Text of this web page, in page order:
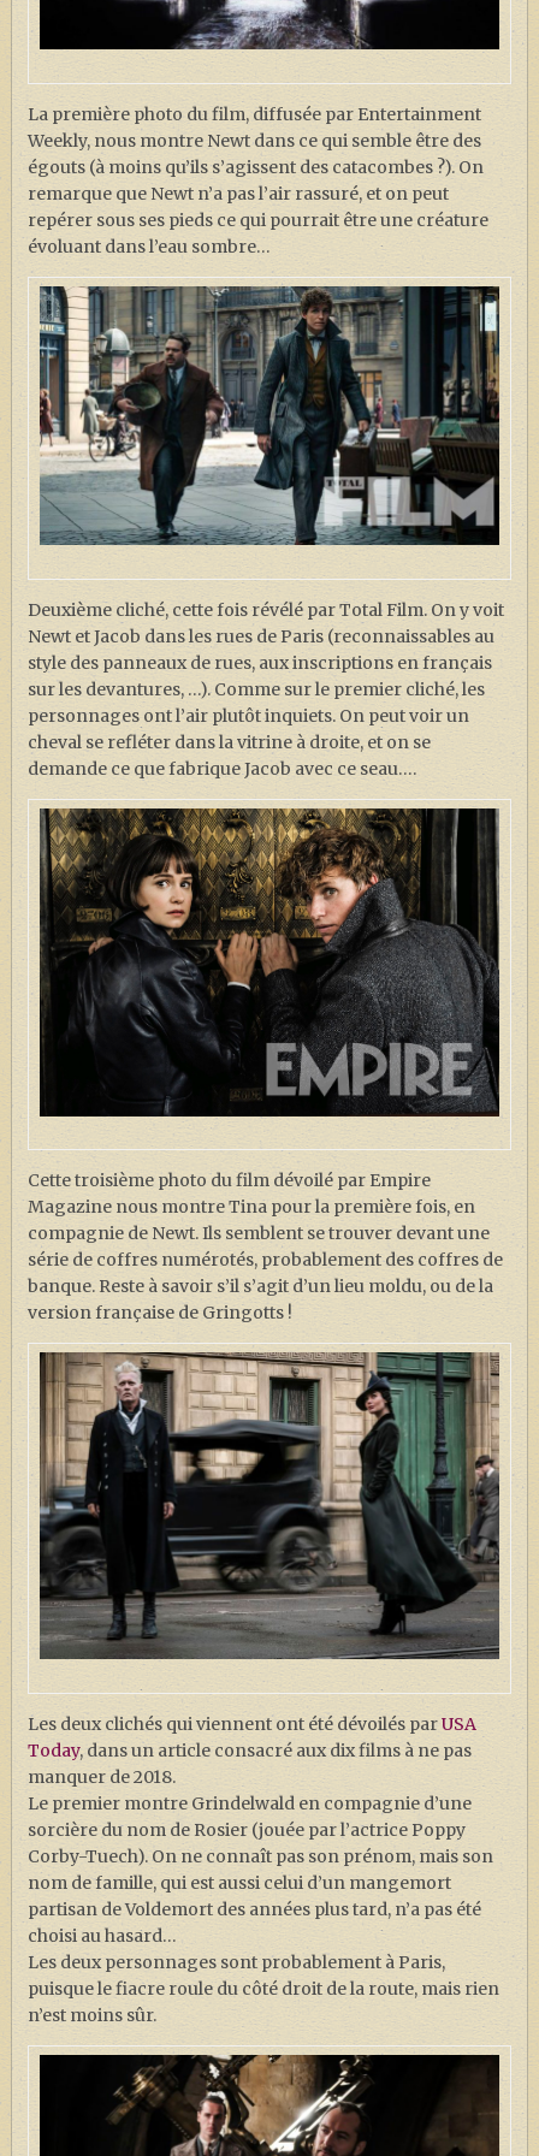
La première photo du film, diffusée par Entertainment
Weekly, nous montre Newt dans ce qui semble être des
égouts (à moins qu’ils s’agissent des catacombes ?). On
remarque que Newt n’a pas l’air rassuré, et on peut
repérer sous ses pieds ce qui pourrait être une créature
évoluant dans l’eau sombre…
Deuxième cliché, cette fois révélé par Total Film. On y voit
Newt et Jacob dans les rues de Paris (reconnaissables au
style des panneaux de rues, aux inscriptions en français
sur les devantures, …). Comme sur le premier cliché, les
personnages ont l’air plutôt inquiets. On peut voir un
cheval se refléter dans la vitrine à droite, et on se
demande ce que fabrique Jacob avec ce seau….
Cette troisième photo du film dévoilé par Empire
Magazine nous montre Tina pour la première fois, en
compagnie de Newt. Ils semblent se trouver devant une
série de coffres numérotés, probablement des coffres de
banque. Reste à savoir s’il s’agit d’un lieu moldu, ou de la
version française de Gringotts !
Les deux clichés qui viennent ont été dévoilés parUSA
Today, dans un article consacré aux dix films à ne pas
manquer de 2018.
Le premier montre Grindelwald en compagnie d’une
sorcière du nom de Rosier (jouée par l’actrice Poppy
Corby-Tuech). On ne connaît pas son prénom, mais son
nom de famille, qui est aussi celui d’un mangemort
partisan de Voldemort des années plus tard, n’a pas été
choisi au hasard…
Les deux personnages sont probablement à Paris,
puisque le fiacre roule du côté droit de la route, mais rien
n’est moins sûr.